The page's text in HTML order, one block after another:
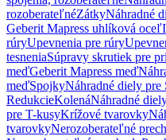
rozoberateľnéZátkyNáhradné
Geberit Mapress uhlíková oceľ
rúryUpevnenia pre rúry
tesneniaSúpravy skrutiek pre
meďGeberit Mapress meď
meďSpojkyNáhradné diely pre
RedukcieKolenáNáhradné
pre T-kusyKrížové tvarovky
tvarovkyNerozoberateľné